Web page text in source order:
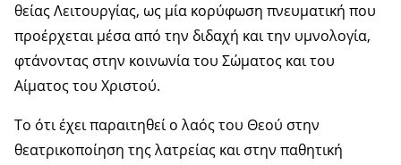
θείας Λειτουργίας, ως μία κορύφωση πνευματική που
προέρχεται μέσα από την διδαχή και την υμνολογία,
φτάνοντας στην κοινωνία του Σώματος και του
Αίματος του Χριστού.
Το ότι έχει παραιτηθεί ο λαός του Θεού στην
θεατρικοποίηση της λατρείας και στην παθητική